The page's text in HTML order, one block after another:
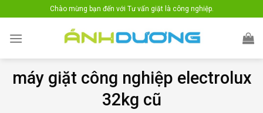
to
content
Chào mừng bạn đến với Tư vấn giặt là công nghiệp.
máy giặt công nghiệp electrolux
32kg cũ